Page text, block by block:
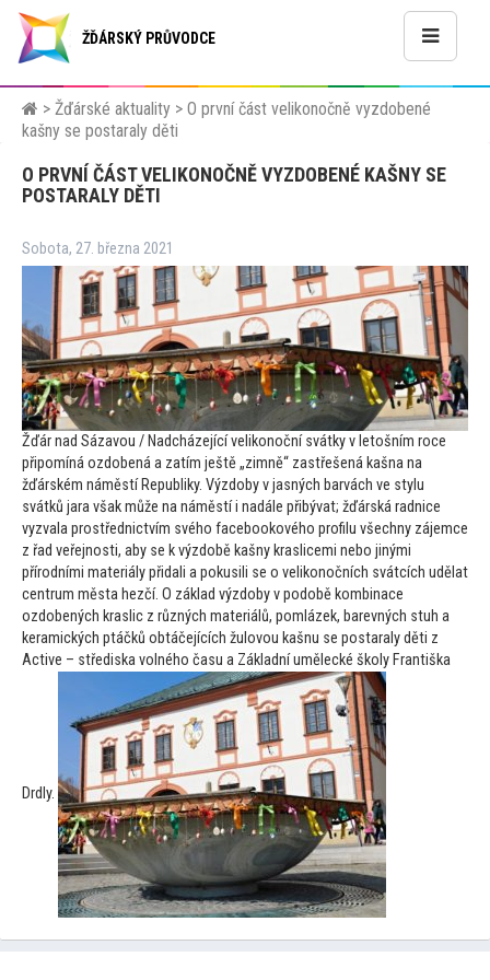
ŽĎÁRSKÝ PRŮVODCE
> Žďárské aktuality > O první část velikonočně vyzdobené
kašny se postaraly děti
O PRVNÍ ČÁST VELIKONOČNĚ VYZDOBENÉ KAŠNY SE
POSTARALY DĚTI
Sobota, 27. března 2021
Žďár nad Sázavou / Nadcházející velikonoční svátky v letošním roce
připomíná ozdobená a zatím ještě „zimně“ zastřešená kašna na
žďárském náměstí Republiky. Výzdoby v jasných barvách ve stylu
svátků jara však může na náměstí i nadále přibývat; žďárská radnice
vyzvala prostřednictvím svého facebookového profilu všechny zájemce
z řad veřejnosti, aby se k výzdobě kašny kraslicemi nebo jinými
přírodními materiály přidali a pokusili se o velikonočních svátcích udělat
centrum města hezčí. O základ výzdoby v podobě kombinace
ozdobených kraslic z různých materiálů, pomlázek, barevných stuh a
keramických ptáčků obtáčejících žulovou kašnu se postaraly děti z
Active – střediska volného času a Základní umělecké školy Františka
Drdly.